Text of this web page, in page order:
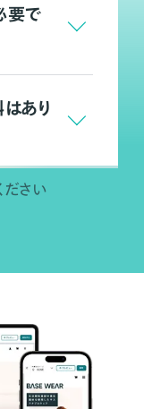
要で
あり
ださい